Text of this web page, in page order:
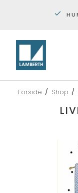
Forside / Shop /